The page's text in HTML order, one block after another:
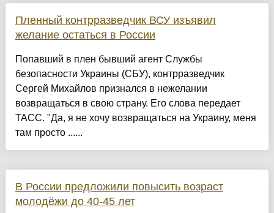
Пленный контрразведчик ВСУ изъявил
желание остаться в России
Попавший в плен бывший агент Службы
безопасности Украины (СБУ), контрразведчик
Сергей Михайлов признался в нежелании
возвращаться в свою страну. Его слова передает
ТАСС. "Да, я не хочу возвращаться на Украину, меня
там просто ......
В России предложили повысить возраст
молодёжи до 40-45 лет